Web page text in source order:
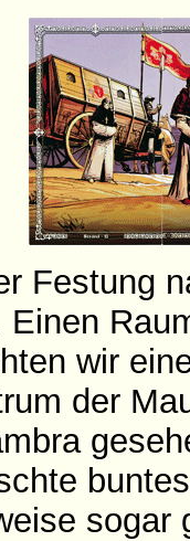
Festung
Einen
wir
der
sogar